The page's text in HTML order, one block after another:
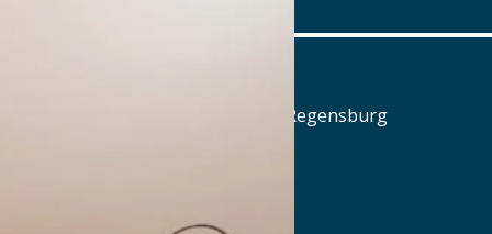
Am Alten Schlachthof 9, 93055 Regensburg